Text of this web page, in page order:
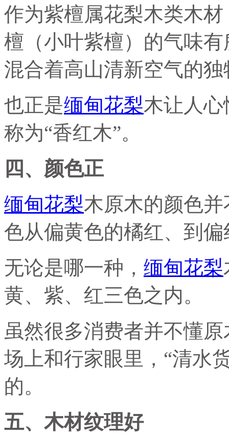
作为紫檀属花梨木类木
檀（小叶紫檀）的气味
混合着高山清新空气的
也正是缅甸花梨木让人
称为“香红木”。
四、颜色正
缅甸花梨木原木的颜色
色从偏黄色的橘红、到
无论是哪一种， 缅甸花梨
黄、紫、红三色之内。
虽然很多消费者并不懂
场上和行家眼里，“清水
的。
五、木材纹理好